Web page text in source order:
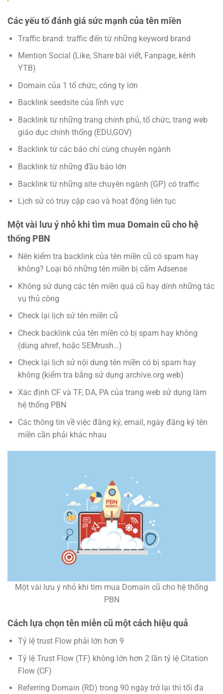
Các yếu tố đánh giá sức mạnh của tên miền
Traffic brand: traffic đến từ những keyword brand
Mention Social (Like, Share bài viết, Fanpage, kênh
YTB)
Domain của 1 tổ chức, công ty lớn
Backlink seedsite của lĩnh vực
Backlink từ những trang chính phủ, tổ chức, trang web
giáo dục chính thống (EDU,GOV)
Backlink từ các báo chí cùng chuyên ngành
Backlink từ những đầu báo lớn
Backlink từ những site chuyên ngành (GP) có traffic
Lịch sử có truy cập cao và hoạt động liên tục
Một vài lưu ý nhỏ khi tìm mua Domain cũ cho hệ
thống PBN
Nên kiểm tra backlink của tên miền cũ có spam hay
không? Loại bỏ những tên miền bị cấm Adsense
Không sử dụng các tên miền quá cũ hay dính những tác
vụ thủ công
Check lại lịch sử tên miền cũ
Check backlink của tên miền có bị spam hay không
(dùng ahref, hoặc SEMrush…)
Check lại lịch sử nội dung tên miền có bị spam hay
không (kiểm tra bằng sử dụng archive.org web)
Xác định CF và TF, DA, PA của trang web sử dụng làm
hệ thống PBN
Các thông tin về việc đăng ký, email, ngày đăng ký tên
miền cần phải khác nhau
Một vài lưu ý nhỏ khi tìm mua Domain cũ cho hệ thống
PBN
Cách lựa chọn tên miễn cũ một cách hiệu quả
Tỷ lệ trust Flow phải lớn hơn 9
Tỷ lệ Trust Flow (TF) không lớn hơn 2 lần tỷ lệ Citation
Flow (CF)
Referring Domain (RD) trong 90 ngày trở lại thì tối đa